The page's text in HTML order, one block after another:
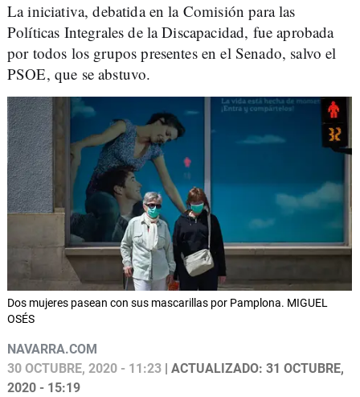
La iniciativa, debatida en la Comisión para las
Políticas Integrales de la Discapacidad, fue aprobada
por todos los grupos presentes en el Senado, salvo el
PSOE, que se abstuvo.
Dos mujeres pasean con sus mascarillas por Pamplona. MIGUEL
OSÉS
NAVARRA.COM
30 OCTUBRE, 2020 - 11:23 | ACTUALIZADO: 31 OCTUBRE,
2020 - 15:19